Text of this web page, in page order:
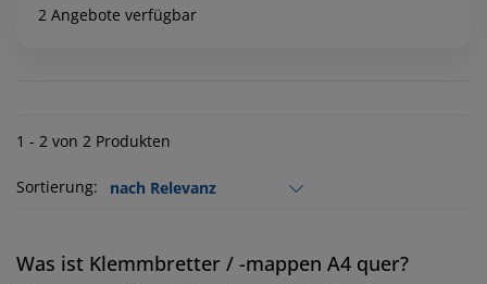
2 Angebote verfügbar
1 - 2 von 2 Produkten
Sortierung:
Was ist Klemmbretter / -mappen A4 quer?